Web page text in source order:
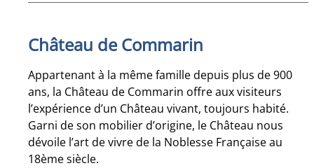
Château de Commarin
Appartenant à la même famille depuis plus de 900
ans, la Château de Commarin offre aux visiteurs
l’expérience d’un Château vivant, toujours habité.
Garni de son mobilier d’origine, le Château nous
dévoile l’art de vivre de la Noblesse Française au
18ème siècle.